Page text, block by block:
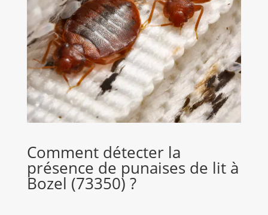
Comment détecter la
présence de punaises de lit à
Bozel (73350) ?